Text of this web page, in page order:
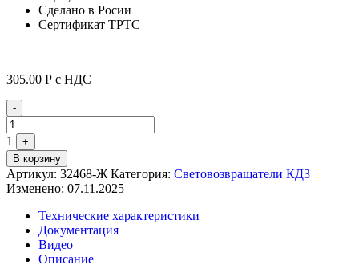
Сделано в Росии
Сертификат ТРТС
305.00 Р с НДС
Quantity
-
1
+
В корзину
Артикул: 32468-Ж Категория: Световозвращатели КД3
Изменено: 07.11.2025
Технические характеристики
Документация
Видео
Описание